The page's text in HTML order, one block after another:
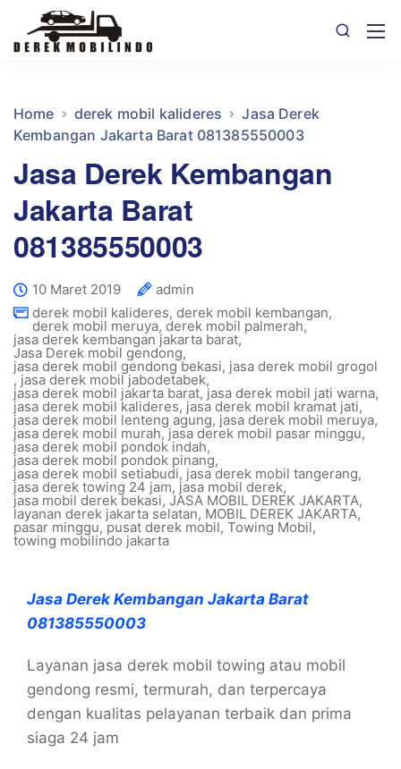
Home derek mobil kalideres
Jasa Derek
Kembangan Jakarta Barat 081385550003
Jasa Derek Kembangan
Jakarta Barat
081385550003
10 Maret 2019
admin
derek mobil kalideres, derek mobil kembangan,
derek mobil meruya, derek mobil palmerah,
jasa derek kembangan jakarta barat,
Jasa Derek mobil gendong,
jasa derek mobil gendong bekasi, jasa derek mobil grogol
, jasa derek mobil jabodetabek,
jasa derek mobil jakarta barat, jasa derek mobil jati warna,
jasa derek mobil kalideres, jasa derek mobil kramat jati,
jasa derek mobil lenteng agung, jasa derek mobil meruya,
jasa derek mobil murah,jasa derek mobil pasar minggu,
jasa derek mobil pondok indah,
jasa derek mobil pondok pinang,
jasa derek mobil setiabudi, jasa derek mobil tangerang,
jasa derek towing 24 jam, jasa mobil derek,
jasa mobil derek bekasi, JASA MOBIL DEREK JAKARTA,
layanan derek jakarta selatan, MOBIL DEREK JAKARTA,
pasar minggu,pusat derek mobil, Towing Mobil,
towing mobilindo jakarta
Jasa Derek Kembangan Jakarta Barat
081385550003
Layanan jasa derek mobil towing atau mobil
gendong resmi, termurah, dan terpercaya
dengan kualitas pelayanan terbaik dan prima
siaga 24 jam